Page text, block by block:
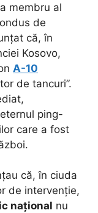
membru al
de
că, în
Kosovo,
A-10
de tancuri”.
ping-
care a fost
că, în ciuda
de intervenție,
național nu